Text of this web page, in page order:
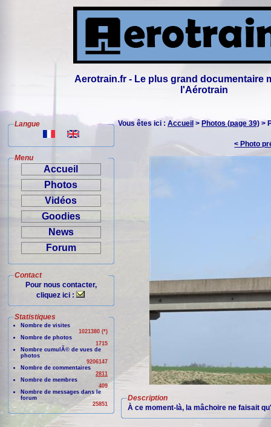
Aerotrain.fr - Le plus grand documentaire
l'Aérotrain
Langue
Menu
Accueil
Photos
Vidéos
Goodies
News
Forum
Contact
Pour nous contacter,
cliquez ici :
Statistiques
Nombre de visites
1021380 (*)
Nombre de photos
1715
Nombre cumulÃ© de vues de
photos
9206147
Nombre de commentaires
2811
Nombre de membres
409
Nombre de messages dans le
forum
25851
Vous êtes ici : Accueil > Photos (page 39) >
< Photo
Description
À ce moment-là, la mâchoire ne faisait